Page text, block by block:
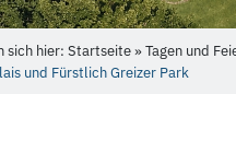
sich hier: Startseite » Tagen und
und Fürstlich Greizer Park